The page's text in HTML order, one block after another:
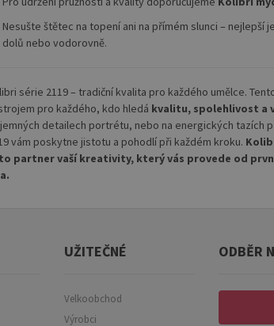
Nesušte štětec na topení ani na přímém slunci – nejlepší
dolů nebo vodorovně.
série 2119 – tradiční kvalita pro každého umělce.
pro každého, kdo hledá kvalitu, spolehlivost a
detailech portrétu, nebo na energických tazích
vám poskytne jistotu a pohodlí při každém kroku.
partner vaší kreativity, který vás provede od
UŽITEČNÉ
Velkoobchod
Výrobci
ODBĚR